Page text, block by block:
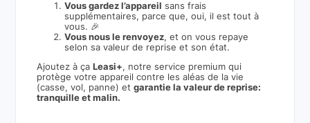
Vous gardez l’appareil sans frais
supplémentaires, parce que, oui, il est tout à
vous. 🎉
Vous nous le renvoyez, et on vous repaye
selon sa valeur de reprise et son état.
Ajoutez à ça Leasi+, notre service premium qui
protège votre appareil contre les aléas de la vie
(casse, vol, panne) etgarantie la valeur de reprise:
tranquille et malin.